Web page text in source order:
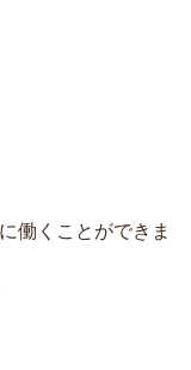
働くことができま